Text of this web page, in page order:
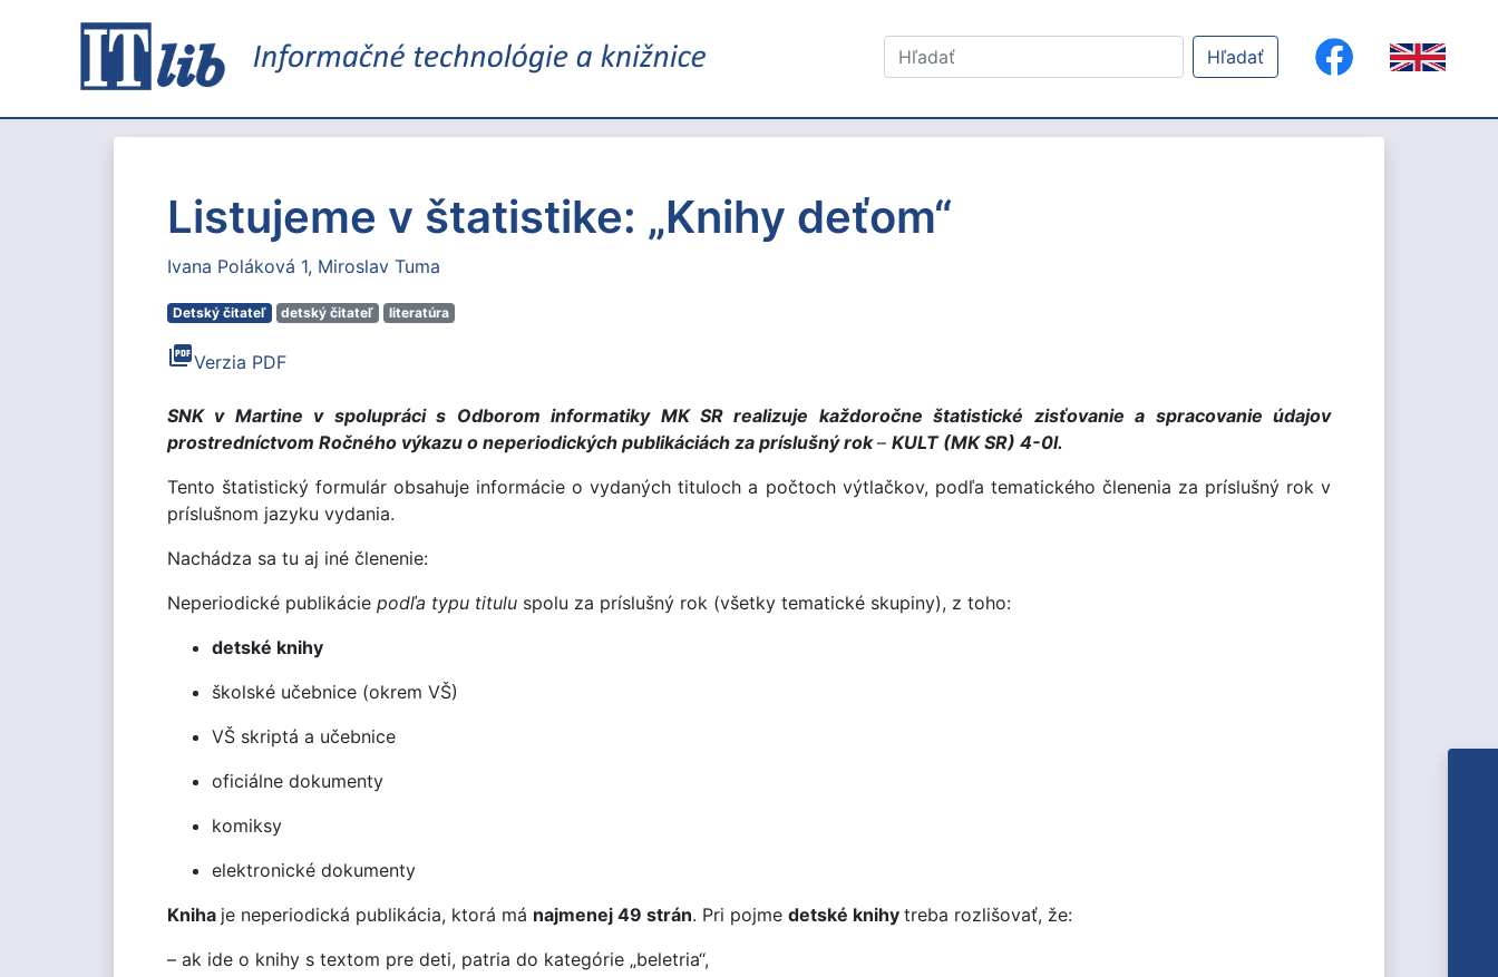
Hľadať
Listujeme v štatistike: „Knihy deťom“
Ivana Poláková 1 Miroslav Tuma
Detský čitateľ detský čitateľ literatúra
picture_as_pdfVerzia PDF
SNK v Martine v spolupráci s Odborom informatiky MK SR realizuje každoročne štatistické zisťovanie a spracovanie údajov
prostredníctvom Ročného výkazu o neperiodických publikáciách za príslušný rok– KULT (MK SR) 4-0l.
Tento štatistický formulár obsahuje informácie o vydaných tituloch a počtoch výtlačkov, podľa tematického členenia za príslušný rok v
príslušnom jazyku vydania.
Nachádza sa tu aj iné členenie:
Neperiodické publikácie podľa typu titulu spolu za príslušný rok (všetky tematické skupiny), z toho:
detské knihy
školské učebnice (okrem VŠ)
VŠ skriptá a učebnice
oficiálne dokumenty
komiksy
elektronické dokumenty
Kniha je neperiodická publikácia, ktorá má najmenej 49 strán. Pri pojme detské knihy treba rozlišovať, že:
– ak ide o knihy s textom pre deti, patria do kategórie „beletria“,